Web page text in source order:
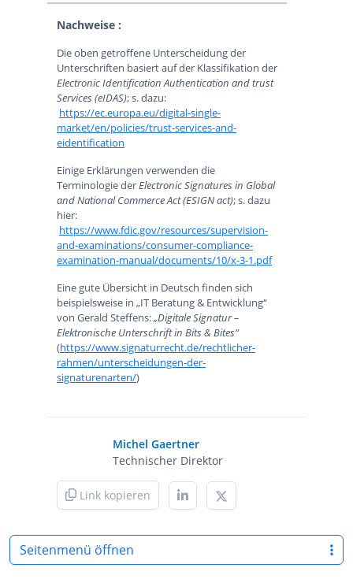
Nachweise :
Die oben getroffene Unterscheidung der
Unterschriften basiert auf der Klassifikation der
Electronic Identification Authentication and trust
Services (eIDAS); s. dazu:
https://ec.europa.eu/digital-single-
market/en/policies/trust-services-and-
eidentification
Einige Erklärungen verwenden die
Terminologie derElectronic Signatures in Global
and National Commerce Act (ESIGN act); s. dazu
hier:
https://www.fdic.gov/resources/supervision-
and-examinations/consumer-compliance-
examination-manual/documents/10/x-3-1.pdf
Eine gute Übersicht in Deutsch finden sich
beispielsweise in „IT Beratung & Entwicklung“
von Gerald Steffens:„Digitale Signatur –
Elektronische Unterschrift in Bits & Bites“
(https://www.signaturrecht.de/rechtlicher-
rahmen/unterscheidungen-der-
signaturenarten/)
Michel Gaertner
Technischer Direktor
Link kopieren
Seitenmenü öffnen